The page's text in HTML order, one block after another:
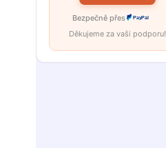
Bezpečně přes PayPal
Děkujeme za vaši podporu!